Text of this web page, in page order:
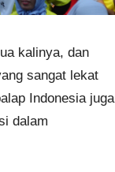
kalinya, dan
sangat lekat
Indonesia juga
dalam